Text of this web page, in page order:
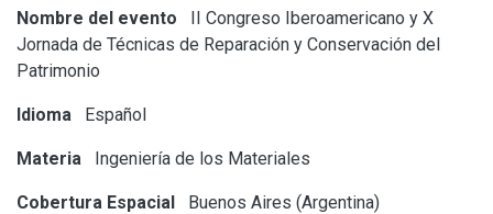
Nombre del evento
II Congreso Iberoamericano y X
Jornada de Técnicas de Reparación y Conservación del
Patrimonio
Idioma Español
Materia Ingeniería de los Materiales
Cobertura Espacial Buenos Aires (Argentina)